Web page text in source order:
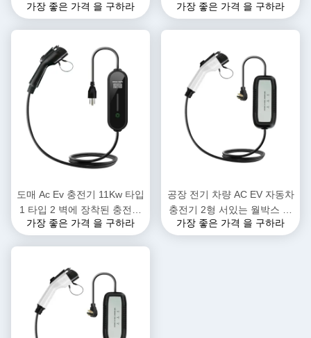
2 EV 충전 스테이션, 다양한
가장 좋은 가격 을 구하라
한 새로운 에너지 가정 전기
가장 좋은 가격 을 구하라
도매 Ac Ev 충전기 11Kw 타입
1 타입 2 벽에 장착된 충전소
휴대용 전기 차량 충전기 자동
가장 좋은 가격 을 구하라
공장 전기 차량 AC EV 자동차
충전기 2형 서있는 월박스 전
기 EV 자동차 배터리 충전기
가장 좋은 가격 을 구하라